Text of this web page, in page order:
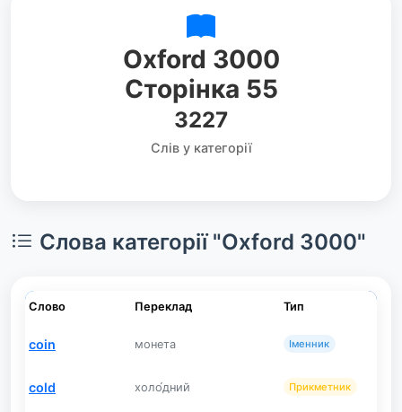
Oxford 3000
Сторінка 55
3227
Слів у категорії
Слова категорії "Oxford 3000"
Слово Переклад Тип
coin монета Іменник
cold холо́дний Прикметник